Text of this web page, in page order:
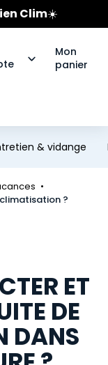
Clim☀️
Bridgestone
Mon
panier
& vidange
?
ET
DE
DANS